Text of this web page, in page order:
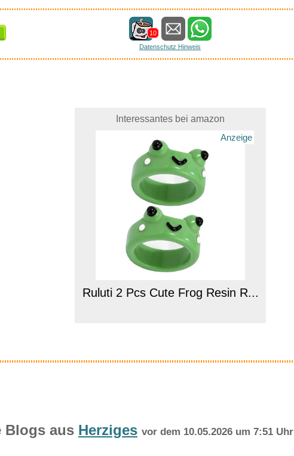
10
Datenschutz Hinweis
Interessantes bei amazon
Anzeige
Ruluti 2 Pcs Cute Frog Resin R...
Blogs aus Herziges vor dem 10.05.2026 um 7:51 Uhr